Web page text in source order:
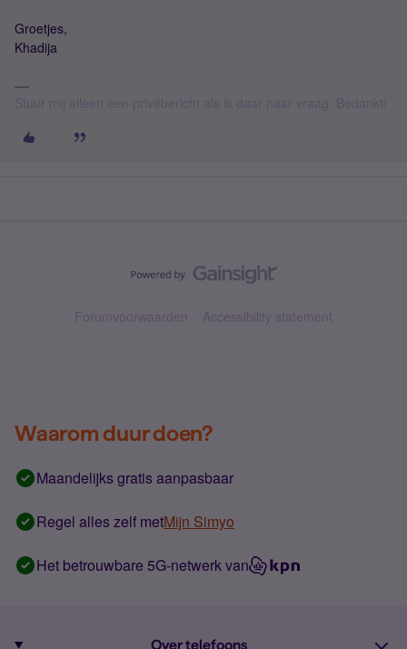
Groetjes,
Khadija
Forumvoorwaarden Accessibility statement
Waarom duur doen?
Maandelijks gratis aanpasbaar
Regel alles zelf metMijn Simyo
Het betrouwbare 5G-netwerk van
Over telefoons